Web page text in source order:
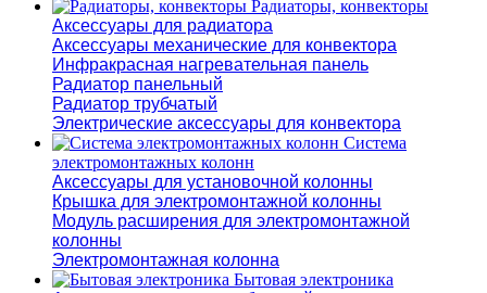
Радиаторы, конвекторы
Аксессуары для радиатора
Аксессуары механические для конвектора
Инфракрасная нагревательная панель
Радиатор панельный
Радиатор трубчатый
Электрические аксессуары для конвектора
Система
электромонтажных колонн
Аксессуары для установочной колонны
Крышка для электромонтажной колонны
Модуль расширения для электромонтажной
колонны
Электромонтажная колонна
Бытовая электроника